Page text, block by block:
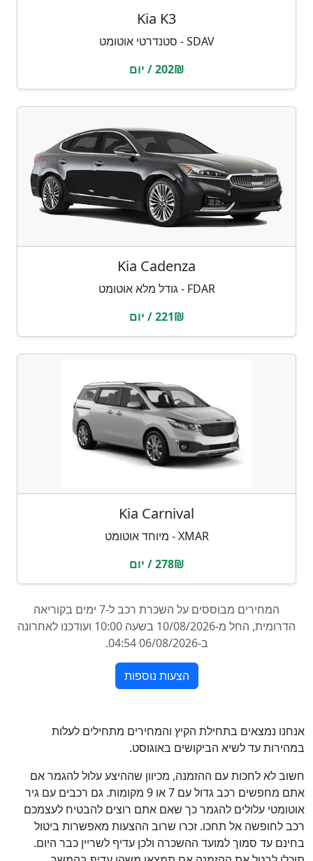
אנחנו נמצאים בתחילת הקיץ והמחירים מתחילים לעלות
במהירות עד לשיא הביקושים באוגוסט.
חשוב לא לחכות עם ההזמנה, מכיוון שההיצע עלול להגמר אם
אתם מחפשים רכב גדול עם 7 או 9 מקומות. גם רכבים עם גיר
אוטומטי עלולים להגמר כך שאם אתם רוצים להבטיח לעצמכם
רכב לחופשה אל תחכו. זכרו שרוב ההצעות מאפשרות ביטול
בחינם עד סמוך למועד ההשכרה ולכן עדיף לשריין כבר היום.